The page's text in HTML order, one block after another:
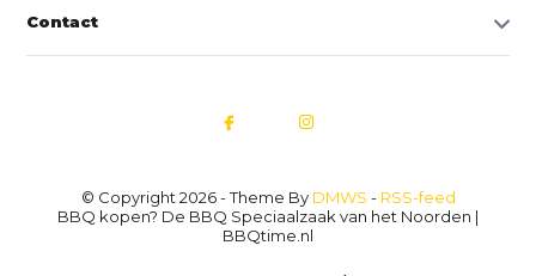
Contact
© Copyright 2026 - Theme By DMWS - RSS-feed
BBQ kopen? De BBQ Speciaalzaak van het Noorden |
BBQtime.nl